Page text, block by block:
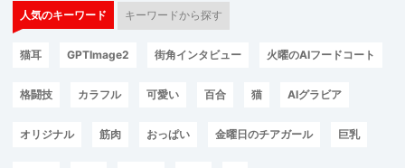
人気のキーワード キーワードから探す
猫耳 GPTImage2 街角インタビュー 火曜のAIフードコート
格闘技 カラフル 可愛い 百合 猫 AIグラビア
オリジナル 筋肉 おっぱい 金曜日のチアガール 巨乳